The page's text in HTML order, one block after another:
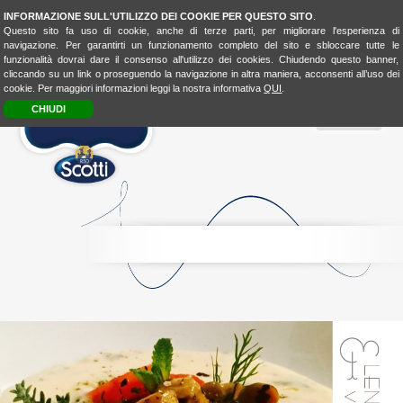
INFORMAZIONE SULL'UTILIZZO DEI COOKIE PER QUESTO SITO
Questo sito fa uso di cookie, anche di terze parti, per migliorare l'esperienza di
navigazione. Per garantirti un funzionamento completo del sito e sbloccare tutte le
funzionalità dovrai dare il consenso all'utilizzo dei cookies. Chiudendo questo banner,
cliccando su un link o proseguendo la navigazione in altra maniera, acconsenti all’uso dei
cookie. Per maggiori informazioni leggi la nostra informativaQUI
CHIUDI
4FASHION
RICE4KIDSBIO
EXPERIENCE
LA CUCINA UNISCEIPOPOLI
ESHOP